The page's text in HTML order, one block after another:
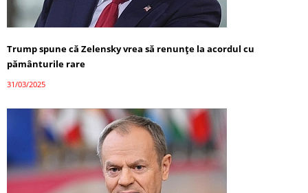
Trump spune că Zelensky vrea să renunțe la acordul cu
pământurile rare
31/03/2025